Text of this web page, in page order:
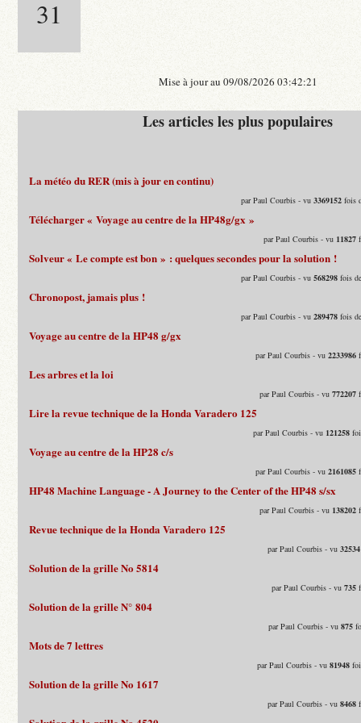
31
Mise à jour au 09/08/2026 03:42:21
Les articles les plus populaires
La météo du RER (mis à jour en continu)
par Paul Courbis - vu3369152 fois
Télécharger « Voyage au centre de la HP48g/gx »
par Paul Courbis - vu 11827
Solveur « Le compte est bon » : quelques secondes pour la solution !
par Paul Courbis - vu568298 fois
Chronopost, jamais plus !
par Paul Courbis - vu289478 fois
Voyage au centre de la HP48 g/gx
par Paul Courbis - vu2233986
Les arbres et la loi
par Paul Courbis - vu772207
Lire la revue technique de la Honda Varadero 125
par Paul Courbis - vu 121258
Voyage au centre de la HP28 c/s
par Paul Courbis - vu2161085
HP48 Machine Language - A Journey to the Center of the HP48 s/sx
par Paul Courbis - vu 138202
Revue technique de la Honda Varadero 125
par Paul Courbis - vu32534
Solution de la grille No 5814
par Paul Courbis - vu735
Solution de la grille N° 804
par Paul Courbis - vu875
Mots de 7 lettres
par Paul Courbis - vu81948
Solution de la grille No 1617
par Paul Courbis - vu8468